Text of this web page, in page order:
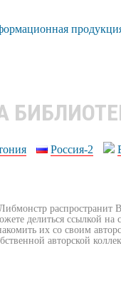
Россия-2
распространит
делиться ссылкой на
их со своим
авторской